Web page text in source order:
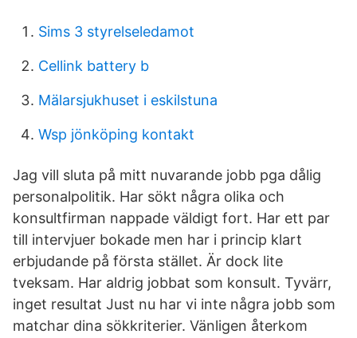
Sims 3 styrelseledamot
Cellink battery b
Mälarsjukhuset i eskilstuna
Wsp jönköping kontakt
Jag vill sluta på mitt nuvarande jobb pga dålig
personalpolitik. Har sökt några olika och
konsultfirman nappade väldigt fort. Har ett par
till intervjuer bokade men har i princip klart
erbjudande på första stället. Är dock lite
tveksam. Har aldrig jobbat som konsult. Tyvärr,
inget resultat Just nu har vi inte några jobb som
matchar dina sökkriterier. Vänligen återkom